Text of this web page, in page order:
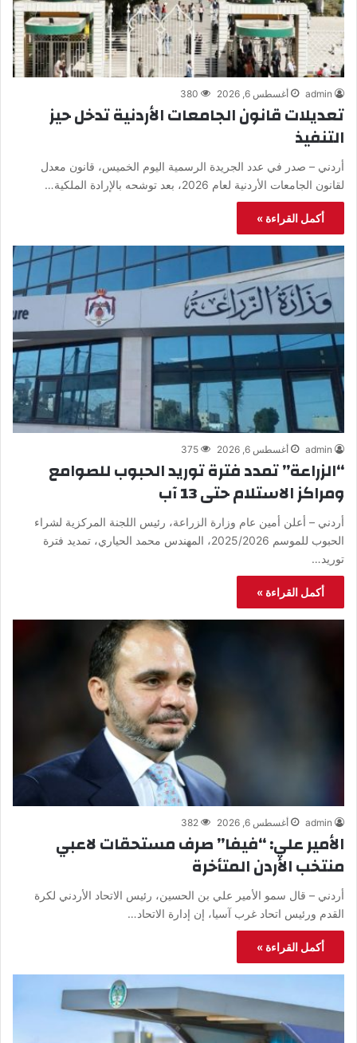
admin أغسطس 6, 2026 380
تعديلات قانون الجامعات الأردنية تدخل حيز
التنفيذ
أردني – صدر في عدد الجريدة الرسمية اليوم الخميس، قانون معدل
لقانون الجامعات الأردنية لعام 2026، بعد توشحه بالإرادة الملكية…
أكمل القراءة »
admin أغسطس 6, 2026 375
“الزراعة” تمدد فترة توريد الحبوب للصوامع
ومراكز الاستلام حتى 13 آب
أردني – أعلن أمين عام وزارة الزراعة، رئيس اللجنة المركزية لشراء
الحبوب للموسم 2025/2026، المهندس محمد الحياري، تمديد فترة
توريد…
أكمل القراءة »
admin أغسطس 6, 2026 382
الأمير علي: “فيفا” صرف مستحقات لاعبي
منتخب الأردن المتأخرة
أردني – قال سمو الأمير علي بن الحسين، رئيس الاتحاد الأردني لكرة
القدم ورئيس اتحاد غرب آسيا، إن إدارة الاتحاد…
أكمل القراءة »